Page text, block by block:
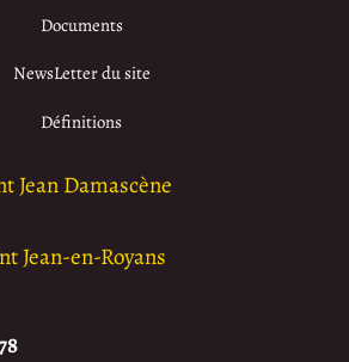
Documents
NewsLetter du site
Définitions
Jean Damascène
Jean-en-Royans